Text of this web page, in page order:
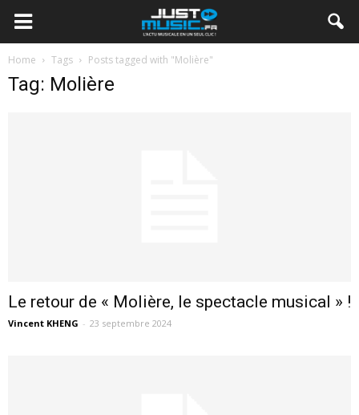
Home Tags Posts tagged with "Molière"
Tag: Molière
Le retour de « Molière, le spectacle musical » !
Vincent KHENG - 23 septembre 2024